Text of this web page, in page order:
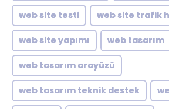
web site testi web site trafik
web site yapımı web tasarım
web tasarım arayüzü
web tasarım teknik destek